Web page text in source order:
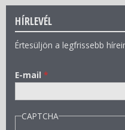
HÍRLEVÉL
Értesüljön a legfrissebb
E-mail *
CAPTCHA